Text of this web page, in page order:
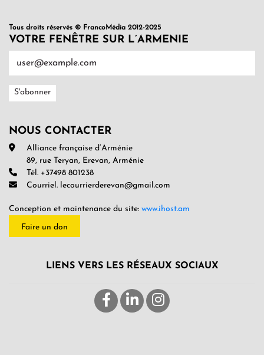
Tous droits réservés © FrancoMédia 2012-2025
VOTRE FENÊTRE SUR L’ARMENIE
NOUS CONTACTER
Alliance française d’Arménie
89, rue Teryan, Erevan, Arménie
Tél. +37498 801238
Courriel. lecourrierderevan@gmail.com
Conception et maintenance du site: www.ihost.am
Faire un don
LIENS VERS LES RÉSEAUX SOCIAUX